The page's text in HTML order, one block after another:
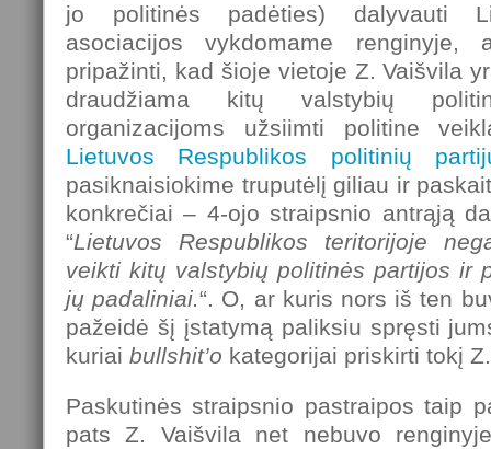
jo politinės padėties) dalyvauti
asociacijos vykdomame
pripažinti, kad šioje vietoje Z. Vaišvila
draudžiama kitų valstybių
organizacijoms užsiimti politine
Lietuvos Respublikos politinių
pasiknaisiokime truputėlį giliau ir
konkrečiai – 4-ojo straipsnio antrąją
“Lietuvos Respublikos teritorijoje
veikti kitų valstybių politinės partijos ir
jų padaliniai.“. O, ar kuris nors iš ten
pažeidė šį įstatymą paliksiu spręsti
kuriai bullshit’o kategorijai priskirti tokį
Paskutinės straipsnio pastraipos taip
pats Z. Vaišvila net nebuvo